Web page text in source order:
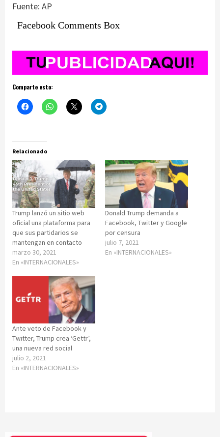
Fuente: AP
Facebook Comments Box
Comparte esto:
Relacionado
Trump lanzó un sitio web
oficial una plataforma para
que sus partidarios se
mantengan en contacto
marzo 30, 2021
En «INTERNACIONALES»
Donald Trump demanda a
Facebook, Twitter y Google
por censura
julio 7, 2021
En «INTERNACIONALES»
Ante veto de Facebook y
Twitter, Trump crea ‘Gettr’,
una nueva red social
julio 2, 2021
En «INTERNACIONALES»